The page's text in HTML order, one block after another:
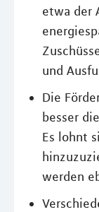
etwa der
und
Die
besser
Es lohnt
werden